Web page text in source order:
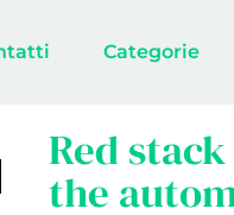
Categorie
Red
the